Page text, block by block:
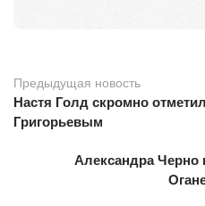
Предыдущая новость
Настя Голд скромно
Григорьевым
Александра Черно